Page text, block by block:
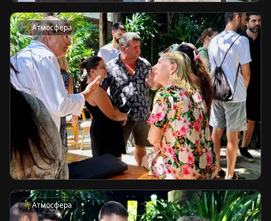
🌴Атмосфера
🌴Атмосфера